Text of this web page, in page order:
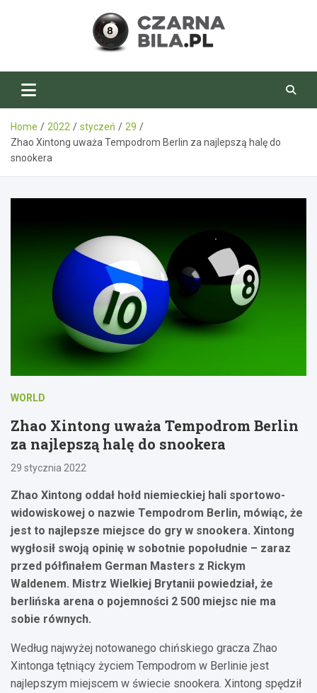
CzarnaBila.pl
Home 2022 styczeń
29
Zhao Xintong uważa Tempodrom Berlin za najlepszą halę do
snookera
WORLD
Zhao Xintong uważa Tempodrom Berlin
za najlepszą halę do snookera
29 stycznia 2022
Zhao Xintong oddał hołd niemieckiej hali sportowo-
widowiskowej o nazwie Tempodrom Berlin, mówiąc, że
jest to najlepsze miejsce do gry w snookera. Xintong
wygłosił swoją opinię w sobotnie popołudnie – zaraz
przed półfinałem German Masters z Rickym
Waldenem. Mistrz Wielkiej Brytanii powiedział, że
berlińska arena o pojemności 2 500 miejsc nie ma
sobie równych.
Według najwyżej notowanego chińskiego gracza Zhao
Xintonga tętniący życiem Tempodrom w Berlinie jest
najlepszym miejscem w świecie snookera. Xintong spędził